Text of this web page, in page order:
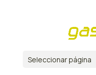
Seleccionar página